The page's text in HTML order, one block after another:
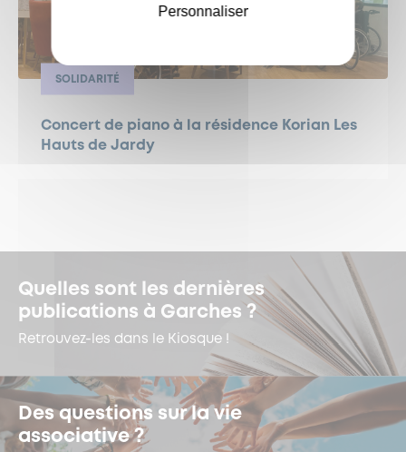
SOLIDARITÉ
Concert de piano à la résidence Korian Les
Hauts de Jardy
Quelles sont les dernières
publications à Garches ?
Retrouvez-les dans le Kiosque !
Des questions sur la vie
associative ?
Personnaliser